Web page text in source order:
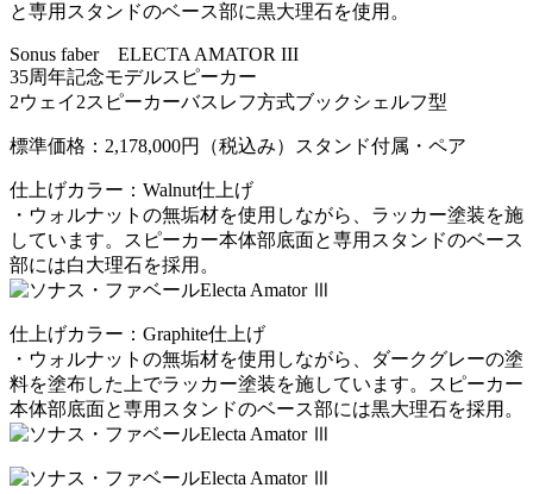
と専用スタンドのベース部に黒大理石を使用。
Sonus faber ELECTA AMATOR III
35周年記念モデルスピーカー
2ウェイ2スピーカーバスレフ方式ブックシェルフ型
標準価格：2,178,000円（税込み）スタンド付属・ペア
仕上げカラー：Walnut仕上げ
・ウォルナットの無垢材を使用しながら、ラッカー塗装を施
しています。スピーカー本体部底面と専用スタンドのベース
部には白大理石を採用。
仕上げカラー：Graphite仕上げ
・ウォルナットの無垢材を使用しながら、ダークグレーの塗
料を塗布した上でラッカー塗装を施しています。スピーカー
本体部底面と専用スタンドのベース部には黒大理石を採用。